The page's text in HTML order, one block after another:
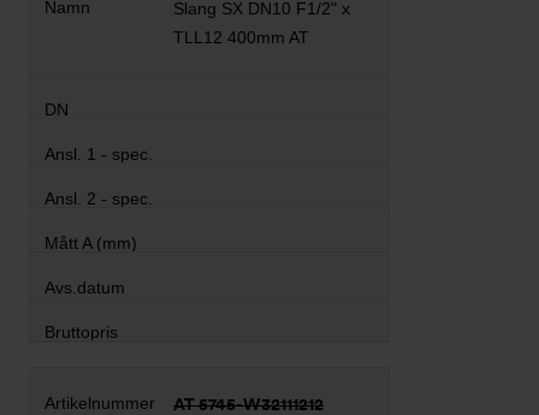
Slang SX DN10 F1/2" x
TLL12 400mm AT
AT 5745-W32111212